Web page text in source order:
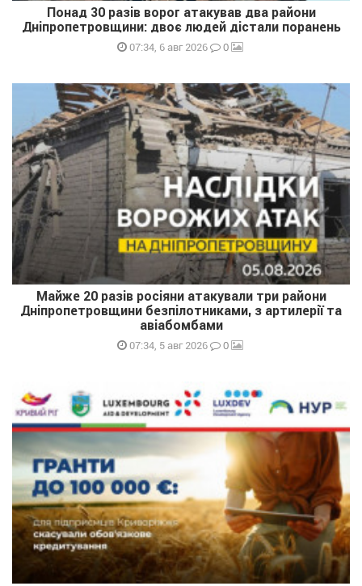
Понад 30 разів ворог атакував два райони
Дніпропетровщини: двоє людей дістали поранень
07:34, 6 авг 2026 0
Майже 20 разів росіяни атакували три райони
Дніпропетровщини безпілотниками, з артилерії та
авіабомбами
07:34, 5 авг 2026 0